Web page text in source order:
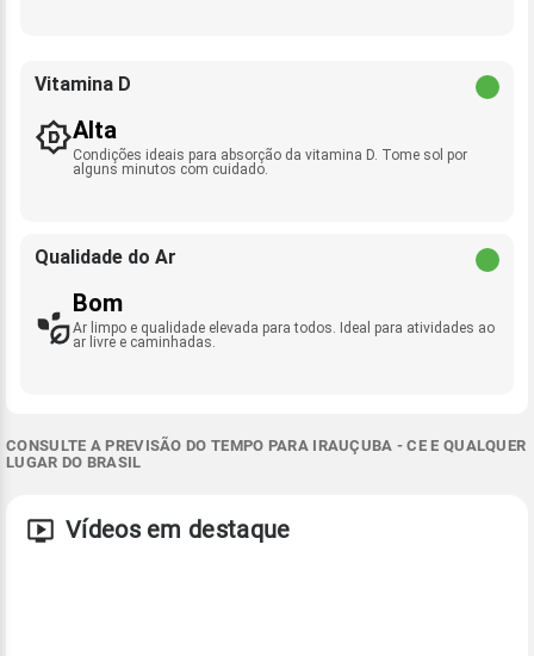
Vitamina D
Alta
Condições ideais para absorção da vitamina D. Tome sol por
alguns minutos com cuidado.
Qualidade do Ar
Bom
Ar limpo e qualidade elevada para todos. Ideal para atividades ao
ar livre e caminhadas.
CONSULTE A PREVISÃO DO TEMPO PARA IRAUÇUBA - CE E QUALQUER
LUGAR DO BRASIL
Vídeos em destaque